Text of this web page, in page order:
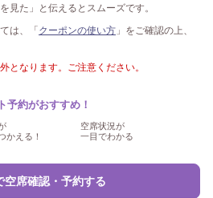
見た」と伝えるとスムーズです。
は、「 クーポンの使い方 」をご確認の上、
となります。ご注意ください。
予約がおすすめ！
かえる！
空席状況が
一目でわかる
空席確認・予約する